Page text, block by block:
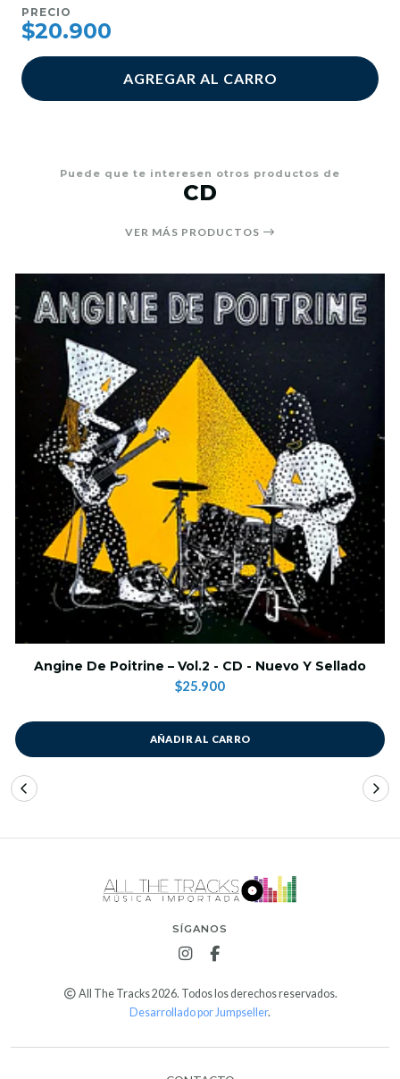
PRECIO
$20.900
AGREGAR AL CARRO
Puede que te interesen otros productos de
CD
VER MÁS PRODUCTOS
Angine De Poitrine – Vol.2 - CD - Nuevo Y Sellado
$25.900
AÑADIR AL CARRO
SÍGANOS
All The Tracks 2026. Todos los derechos reservados.
Desarrollado por Jumpseller.